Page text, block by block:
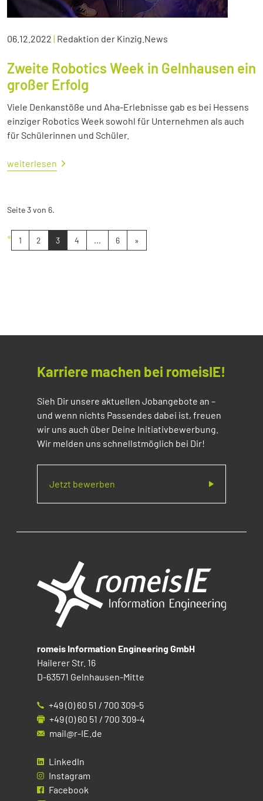
06.12.2022 | Redaktion der Kinzig.News
Zweite Robotics Week in Gelnhausen ein
großer Erfolg
Viele Denkanstöße und Aha-Erlebnisse gab es bei Hessens
einziger Robotics Week sowohl für Unternehmen als auch
für Schülerinnen und Schüler.
weiterlesen
Seite 3 von 6.
« 1 2 3 4 ... 6 »
Karriere machen bei romeisIE!
Sieh Dir unsere aktuellen Jobangebote an –
und wenn nichts Passendes dabei ist, freuen
wir uns auch über Deine Initiativbewerbung.
Wir melden uns schnellstmöglich bei Dir!
Jetzt bewerben
romeis Information Engineering GmbH
Hailerer Str. 16
D-63571 Gelnhausen-Mitte
+49 (0) 60 51 / 700 309-5
+49 (0) 60 51 / 700 309-4
mail@r-IE.de
LinkedIn
Instagram
Facebook